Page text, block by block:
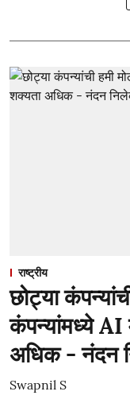
राष्ट्रीय
छोट्या
कंपन्यांमध्ये AI
अधिक - नंदन
Swapnil S